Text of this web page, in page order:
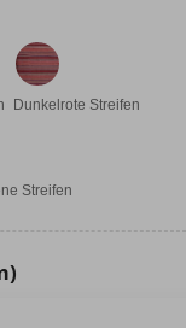
Dunkelrote Streifen
Streifen